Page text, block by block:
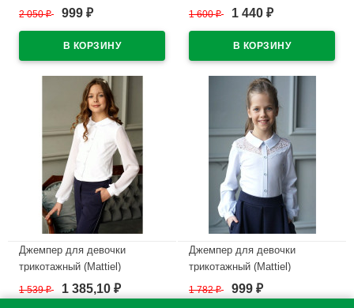
136 размерный ряд 34/134-
2 050₽ 999 ₽
короткий рукав цвет белый
34/134-44/164
1 600₽ 1 440 ₽
Джемпер для девочки
трикотажный (Mattiel)
длинный рукав цвет белый
арт.D048-48 размерный ряд
1 539₽ 1 385,10 ₽
Джемпер для девочки
трикотажный (Mattiel)
длинный рукав цвет белый
арт.D079-111 размерный ряд
1 782₽ 999 ₽